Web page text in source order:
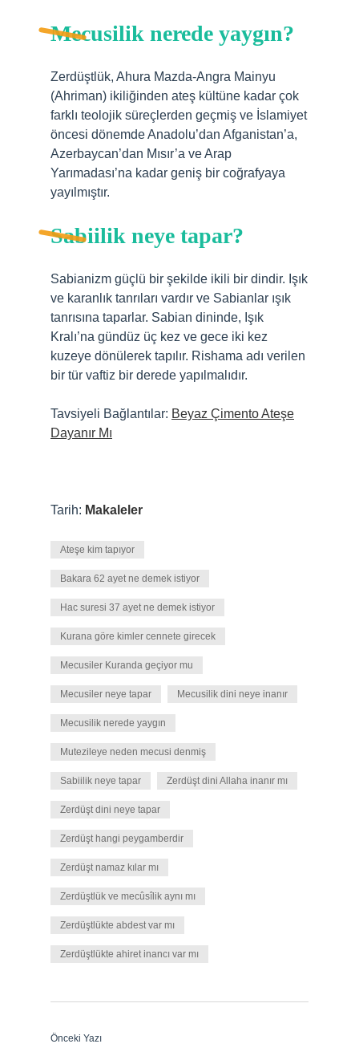
Mecusilik nerede yaygın?
Zerdüştlük, Ahura Mazda-Angra Mainyu
(Ahriman) ikiliğinden ateş kültüne kadar çok
farklı teolojik süreçlerden geçmiş ve İslamiyet
öncesi dönemde Anadolu’dan Afganistan’a,
Azerbaycan’dan Mısır’a ve Arap
Yarımadası’na kadar geniş bir coğrafyaya
yayılmıştır.
Sabiilik neye tapar?
Sabianizm güçlü bir şekilde ikili bir dindir. Işık
ve karanlık tanrıları vardır ve Sabianlar ışık
tanrısına taparlar. Sabian dininde, Işık
Kralı’na gündüz üç kez ve gece iki kez
kuzeye dönülerek tapılır. Rishama adı verilen
bir tür vaftiz bir derede yapılmalıdır.
Tavsiyeli Bağlantılar: Beyaz Çimento Ateşe
Dayanır Mı
Tarih: Makaleler
Ateşe kim tapıyor
Bakara 62 ayet ne demek istiyor
Hac suresi 37 ayet ne demek istiyor
Kurana göre kimler cennete girecek
Mecusiler Kuranda geçiyor mu
Mecusiler neye tapar Mecusilik dini neye inanır
Mecusilik nerede yaygın
Mutezileye neden mecusi denmiş
Sabiilik neye tapar Zerdüşt dini Allaha inanır mı
Zerdüşt dini neye tapar
Zerdüşt hangi peygamberdir
Zerdüşt namaz kılar mı
Zerdüştlük ve mecûsîlik aynı mı
Zerdüştlükte abdest var mı
Zerdüştlükte ahiret inancı var mı
Önceki Yazı